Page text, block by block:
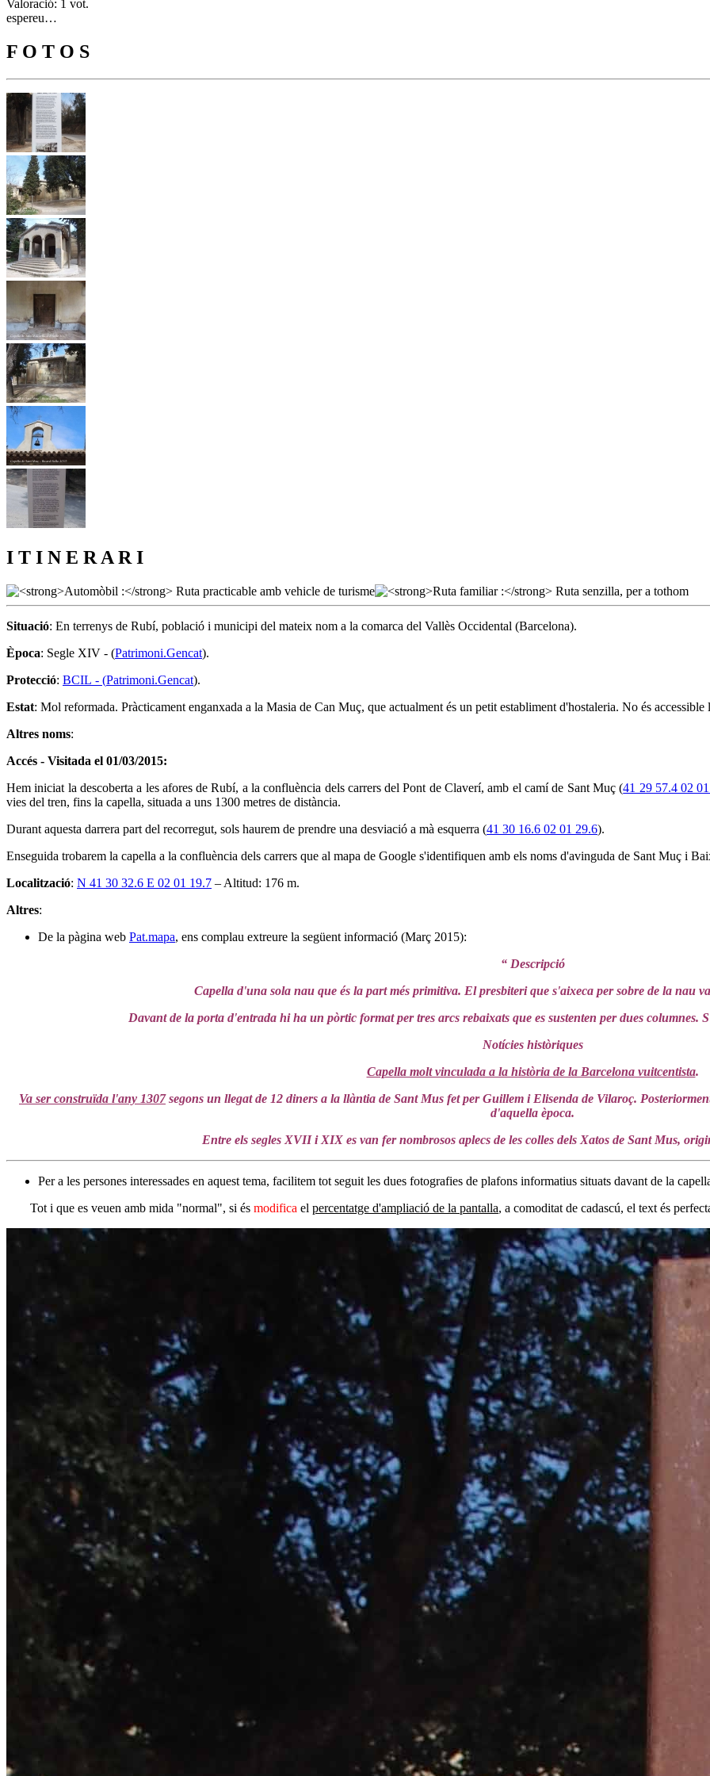
Valoració: 1 vot.
espereu…
F O T O S
I T I N E R A R I
Situació: En terrenys de Rubí, població i municipi del mateix nom a la comarca del Vallès Occidental (Barcelona).
Època: Segle XIV - (Patrimoni.Gencat).
Protecció: BCIL - (Patrimoni.Gencat).
Estat: Mol reformada. Pràcticament enganxada a la Masia de Can Muç, que actualment és un petit establiment d'hostaleria. No és
Altres noms:
Accés - Visitada el 01/03/2015:
Hem iniciat la descoberta a les afores de Rubí, a la confluència dels carrers del Pont de Claverí, amb el camí de Sant Muç (41 29 57.4 02
vies del tren, fins la capella, situada a uns 1300 metres de distància.
Durant aquesta darrera part del recorregut, sols haurem de prendre una desviació a mà esquerra (41 30 16.6 02 01 29.6).
Enseguida trobarem la capella a la confluència dels carrers que al mapa de Google s'identifiquen amb els noms d'avinguda de Sant Muç i
Localització: N 41 30 32.6 E 02 01 19.7 – Altitud: 176 m.
Altres:
De la pàgina web Pat.mapa, ens complau extreure la següent informació (Març 2015):
“ Descripció
Capella d'una sola nau que és la part més primitiva. El presbiteri que s'aixeca per sobre de la nau
Davant de la porta d'entrada hi ha un pòrtic format per tres arcs rebaixats que es sustenten per dues columnes.
Notícies històriques
Capella molt vinculada a la història de la Barcelona vuitcentista.
Va ser construïda l'any 1307segons un llegat de 12 diners a la llàntia de Sant Mus fet per Guillem i Elisenda de Vilaroç.
d'aquella època.
Entre els segles XVII i XIX es van fer nombrosos aplecs de les colles dels Xatos de Sant Mus,
Per a les persones interessades en aquest tema, facilitem tot seguit les dues fotografies de plafons informatius situats davant de la
Tot i que es veuen amb mida "normal", si és modifica el percentatge d'ampliació de la pantalla, a comoditat de cadascú, el text és